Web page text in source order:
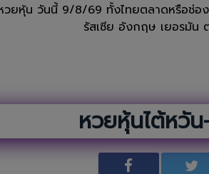
วยหุ้น วันนี้ 9/8/69 ทั้งไทยตลาดหรือช่อง
รัสเซีย อังกฤษ เยอรมัน
หวยหุ้นไต้หวั